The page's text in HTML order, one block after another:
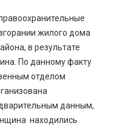
жилого дома
в результате
По данному факту
отделом
данным,
находились